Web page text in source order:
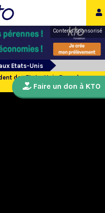
Contenu sponsorisé
Etats-Unis
des Etats-Unis Barack
Faire un don à KTO